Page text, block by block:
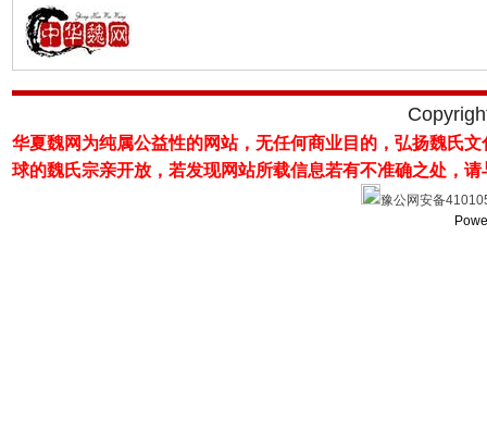
华夏魏网为纯属公益性的网站，无任何商业目的，弘扬魏氏
球的魏氏宗亲开放，若发现网站所载信息若有不准确之处，
豫公网安备